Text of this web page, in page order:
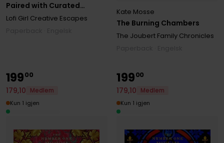
Paired with Curated
Playlists
Lofi Girl Creative Escapes
The Burning Chambers
Kate Mosse
The Joubert Family Chronicles
19900
179,10
Medlem
Kun 1 igjen
19900
179,10
Medlem
Kun 1 igjen